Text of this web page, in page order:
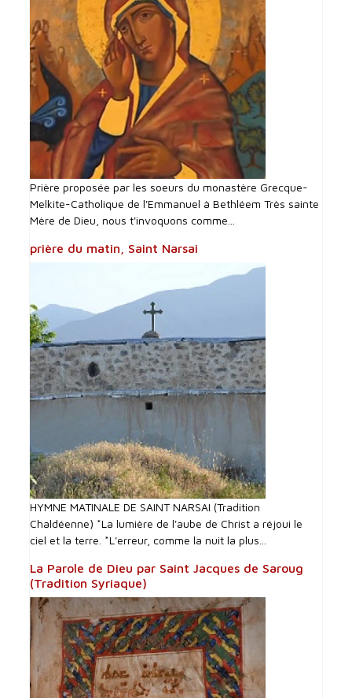
Prière proposée par les soeurs du monastère Grecque-
Melkite-Catholique de l'Emmanuel à Bethléem Très sainte
Mère de Dieu, nous t'invoquons comme...
prière du matin, Saint Narsai
HYMNE MATINALE DE SAINT NARSAI (Tradition
Chaldéenne) *La lumière de l'aube de Christ a réjoui le
ciel et la terre. *L'erreur, comme la nuit la plus...
La Parole de Dieu par Saint Jacques de Saroug
(Tradition Syriaque)